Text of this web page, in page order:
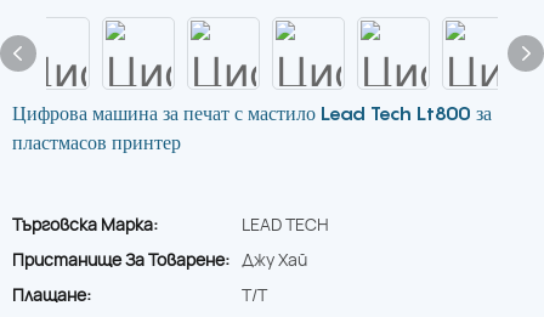
Цифрова машина за печат с мастило Lead Tech Lt800 за
пластмасов принтер
Търговска Марка:
LEAD TECH
Пристанище За Товарене: Джу Хай
Плащане:
T/T